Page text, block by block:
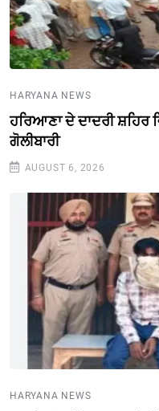
HARYANA NEWS
ਹਰਿਆਣਾ ਦੇ ਦਾਦਰੀ
ਗੋਲੀਬਾਰੀ
AUGUST 6, 2026
HARYANA NEWS